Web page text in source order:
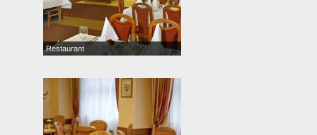
Restaurant